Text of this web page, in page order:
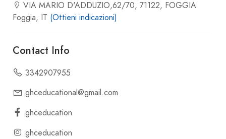
VIA MARIO D'ADDUZIO,62/70, 71122, FOGGIA
Foggia, IT (Ottieni indicazioni)
Contact Info
3342907955
ghceducational@gmail.com
ghceducation
ghceducation